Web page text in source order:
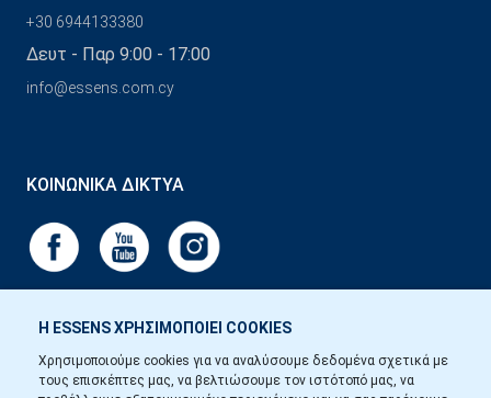
Η ESSENS ΧΡΗΣΙΜΟΠΟΙΕΙ COOKIES
Χρησιμοποιούμε cookies για να αναλύσουμε δεδομένα σχετικά με
τους επισκέπτες μας, να βελτιώσουμε τον ιστότοπό μας, να
+30 6944133380
Δευτ - Παρ 9:00 - 17:00
info@essens.com.cy
ΚΟΙΝΩΝΙΚΆ ΔΊΚΤΥΑ